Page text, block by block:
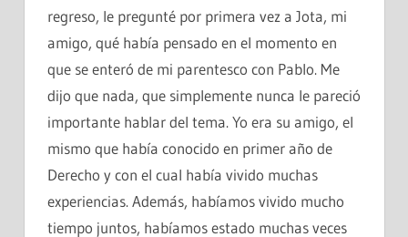
regreso, le pregunté por primera vez a Jota, mi
amigo, qué había pensado en el momento en
que se enteró de mi parentesco con Pablo. Me
dijo que nada, que simplemente nunca le pareció
importante hablar del tema. Yo era su amigo, el
mismo que había conocido en primer año de
Derecho y con el cual había vivido muchas
experiencias. Además, habíamos vivido mucho
tiempo juntos, habíamos estado muchas veces